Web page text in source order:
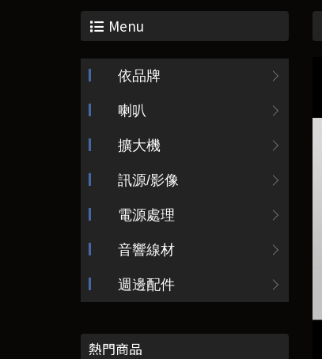
Menu
依品牌
喇叭
擴大機
訊源/影像
電源處理
音響線材
週邊配件
熱門商品